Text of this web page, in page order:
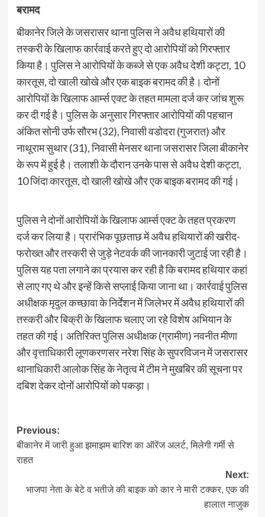
बरामद
बीकानेर जिले के जसरासर थाना पुलिस ने अवैध हथियारों की
तस्करी के खिलाफ कार्रवाई करते हुए दो आरोपियों को गिरफ्तार
किया है। पुलिस ने आरोपियों के कब्जे से एक अवैध देशी कट्टा, 10
कारतूस, दो खाली खोखे और एक बाइक बरामद की है। दोनों
आरोपियों के खिलाफ आर्म्स एक्ट के तहत मामला दर्ज कर जांच शुरू
कर दी गई है। पुलिस के अनुसार गिरफ्तार आरोपियों की पहचान
अंकित सोनी उर्फ सौरभ (32), निवासी वडोदरा (गुजरात) और
नाथूराम सुथार (31), निवासी मेनसर थाना जसरासर जिला बीकानेर
के रूप में हुई है। तलाशी के दौरान उनके पास से अवैध देशी कट्टा,
10 जिंदा कारतूस, दो खाली खोखे और एक बाइक बरामद की गई।
पुलिस ने दोनों आरोपियों के खिलाफ आर्म्स एक्ट के तहत प्रकरण
दर्ज कर लिया है। प्रारंभिक पूछताछ में अवैध हथियारों की खरीद-
फरोख्त और तस्करी से जुड़े नेटवर्क की जानकारी जुटाई जा रही है।
पुलिस यह पता लगाने का प्रयास कर रही है कि बरामद हथियार कहां
से लाए गए थे और इन्हें किसे सप्लाई किया जाना था। कार्रवाई पुलिस
अधीक्षक मृदुल कच्छावा के निर्देशन में जिलेभर में अवैध हथियारों की
तस्करी और बिक्री के खिलाफ चलाए जा रहे विशेष अभियान के
तहत की गई। अतिरिक्त पुलिस अधीक्षक (ग्रामीण) नवनीत मीणा
और वृत्ताधिकारी लूणकरणसर नरेश सिंह के सुपरविजन में जसरासर
थानाधिकारी आलोक सिंह के नेतृत्व में टीम ने मुखबिर की सूचना पर
दबिश देकर दोनों आरोपियों को पकड़ा।
Post
navigation
Previous:
बीकानेर में जारी हुआ झमाझम बारिश का ऑरेंज अलर्ट, मिलेगी गर्मी से
राहत
Next:
भाजपा नेता के बेटे व भतीजे की बाइक को कार ने मारी टक्कर, एक की
हालात नाजुक